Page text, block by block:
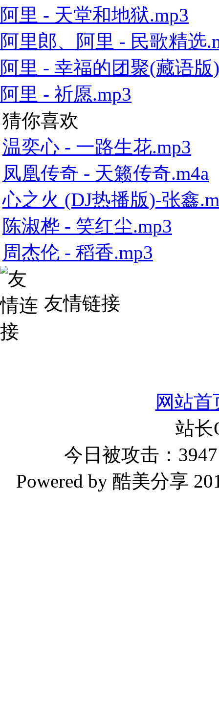
阿里 - 天堂和地狱.mp3
阿里郎、阿里 - 民歌精选
阿里 - 幸福的团聚(藏语版
阿里 - 祈愿.mp3
猜你喜欢
温奕心 - 一路生花.mp3
凤凰传奇 - 天籁传奇.m4a
心之火 (DJ热播版)-张鑫
陈淑桦 - 笑红尘.mp3
周杰伦 - 稻香.mp3
友情链接
网站首
站
今日被攻击：
Powered by 酷美分享